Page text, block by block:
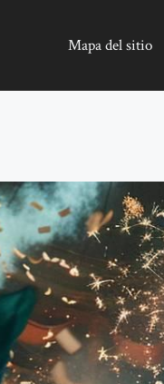
Mapa del sitio